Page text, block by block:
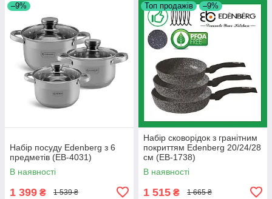
–9%
Набір посуду Edenberg з 6
предметів (EB-4031)
В наявності
1 399 ₴ 1 539 ₴
Топ продажів –9%
Набір сковорідок з гранітним
покриттям Edenberg 20/24/28
см (EB-1738)
В наявності
1 515 ₴ 1 665 ₴